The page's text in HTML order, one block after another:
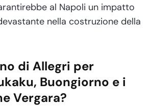
al Napoli un impatto
nella costruzione della
di Allegri per
Buongiorno e i
Vergara?